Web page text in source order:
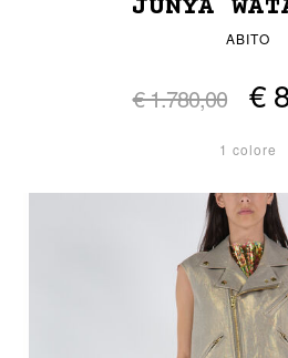
JUNYA
ABITO
€ 1.780,00 €
1 colore